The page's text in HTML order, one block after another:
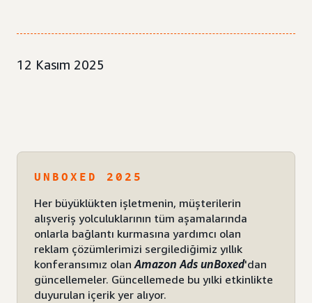
12 Kasım 2025
UNBOXED 2025
Her büyüklükten işletmenin, müşterilerin
alışveriş yolculuklarının tüm aşamalarında
onlarla bağlantı kurmasına yardımcı olan
reklam çözümlerimizi sergilediğimiz yıllık
konferansımız olanAmazon Ads unBoxed'dan
güncellemeler. Güncellemede bu yılki etkinlikte
duyurulan içerik yer alıyor.